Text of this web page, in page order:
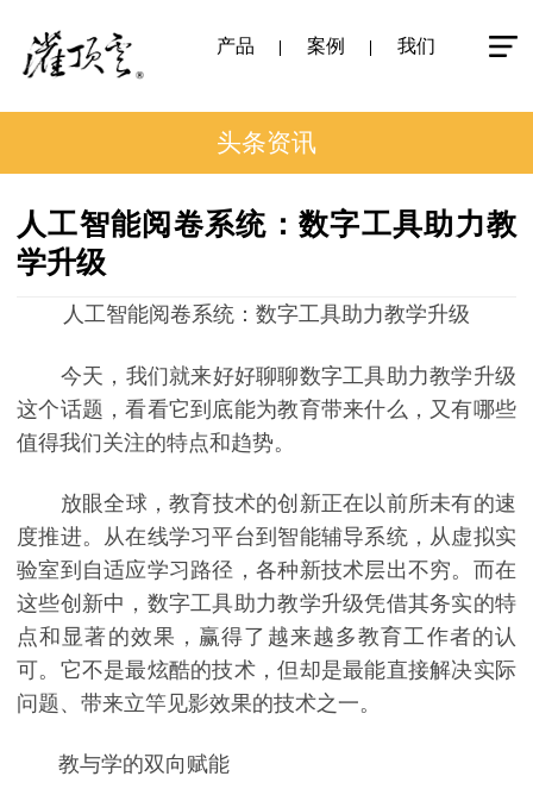
产品 案例 我们
头条资讯
人工智能阅卷系统：数字工具助力教
学升级
人工智能阅卷系统：数字工具助力教学升级
今天，我们就来好好聊聊数字工具助力教学升级
这个话题，看看它到底能为教育带来什么，又有哪些
值得我们关注的特点和趋势。
放眼全球，教育技术的创新正在以前所未有的速
度推进。从在线学习平台到智能辅导系统，从虚拟实
验室到自适应学习路径，各种新技术层出不穷。而在
这些创新中，数字工具助力教学升级凭借其务实的特
点和显著的效果，赢得了越来越多教育工作者的认
可。它不是最炫酷的技术，但却是最能直接解决实际
问题、带来立竿见影效果的技术之一。
教与学的双向赋能